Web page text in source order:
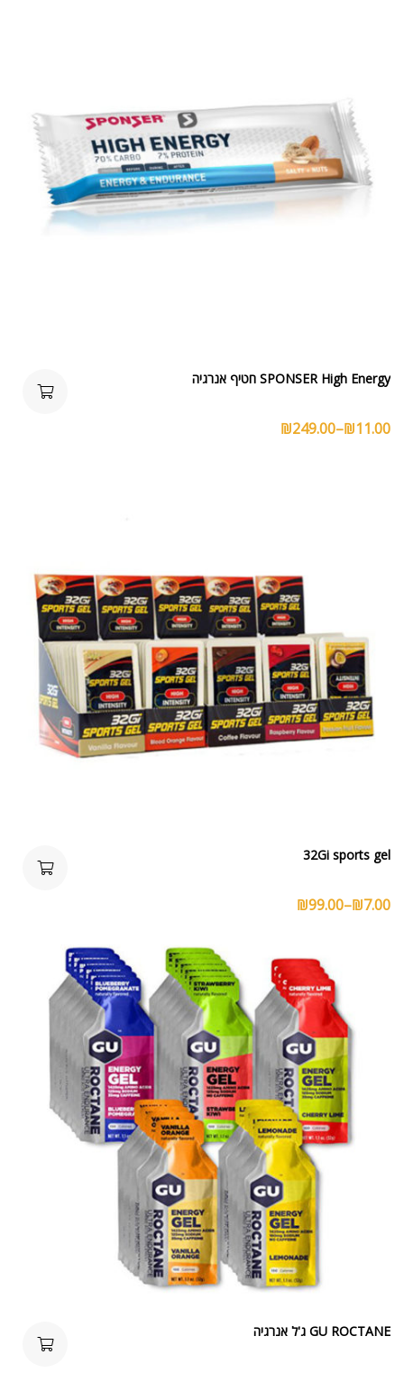
SPONSER High Energy חטיף אנרגיה
₪11.00
–
₪249.00
32Gi sports gel
₪7.00
–
₪99.00
GU ROCTANE ג'ל אנרגיה